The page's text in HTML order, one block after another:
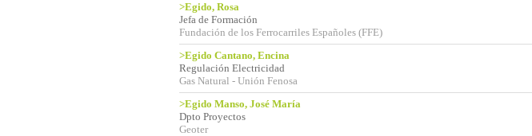
>Egido, Rosa
Jefa de Formación
Fundación de los Ferrocarriles Españoles (FFE)
>Egido Cantano, Encina
Regulación Electricidad
Gas Natural - Unión Fenosa
>Egido Manso, José María
Dpto Proyectos
Geoter